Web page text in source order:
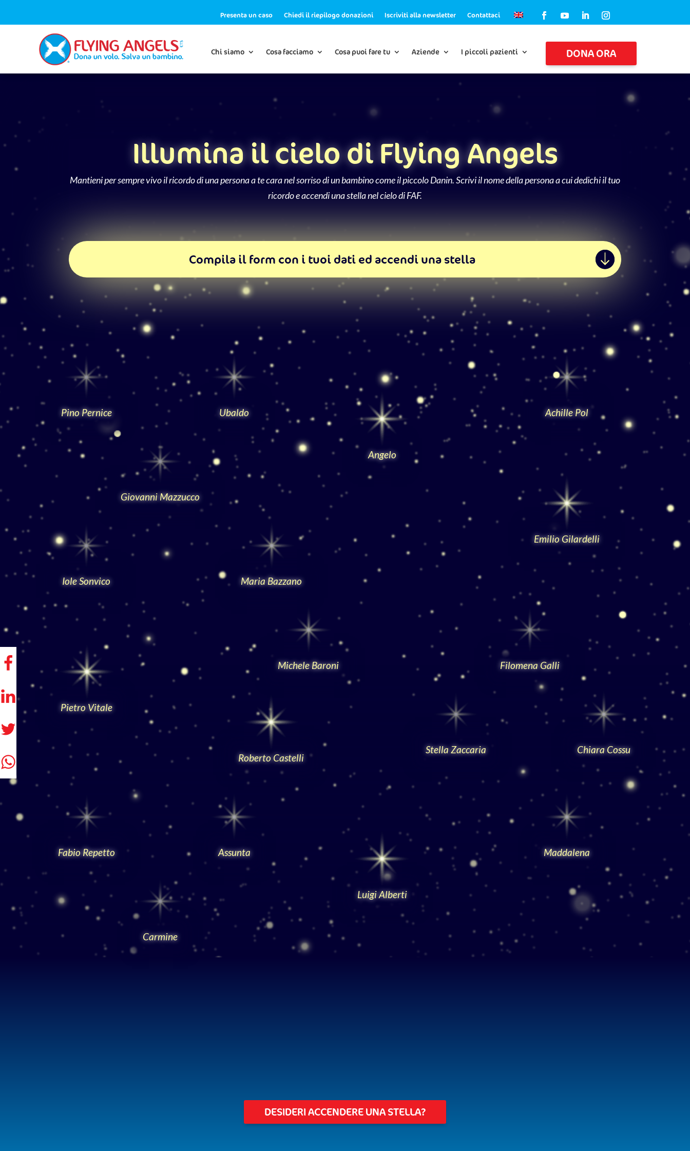
Presenta un caso Chiedi il riepilogo donazioni Iscriviti alla newsletter Contattaci
Chi siamo Cosa facciamo Cosa puoi fare tu Aziende I piccoli pazienti DONA ORA
Illumina il cielo di Flying Angels
Mantieni per sempre vivo il ricordo di una persona a te cara nel sorriso di un bambino come il piccolo Danin. Scrivi il nome della persona a cui dedichi il tuo
ricordo e accendi una stella nel cielo di FAF.
Compila il form con i tuoi dati ed accendi una stella
Pino Pernice Ubaldo
Angelo
Achille Pol
Giovanni Mazzucco
Emilio Gilardelli
Iole Sonvico Maria Bazzano
Pietro Vitale
Michele Baroni Filomena Galli
Roberto Castelli
Stella Zaccaria Chiara Cossu
Fabio Repetto Assunta
Luigi Alberti
Maddalena
Carmine
DESIDERI ACCENDERE UNA STELLA?